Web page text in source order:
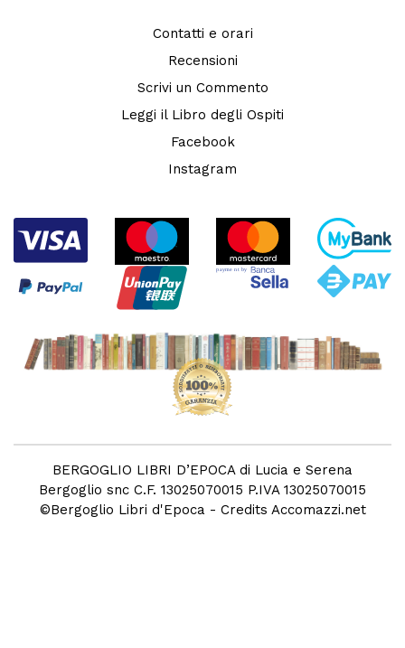
Contatti e orari
Recensioni
Scrivi un Commento
Leggi il Libro degli Ospiti
Facebook
Instagram
BERGOGLIO LIBRI D’EPOCA di Lucia e Serena
Bergoglio snc C.F. 13025070015 P.IVA 13025070015
©Bergoglio Libri d'Epoca - Credits Accomazzi.net